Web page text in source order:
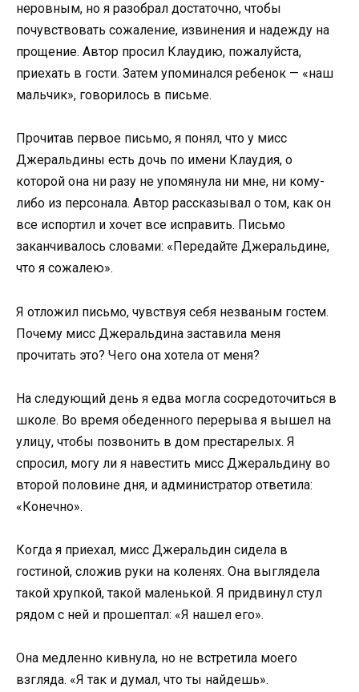
неровным, но я разобрал достаточно, чтобы
почувствовать сожаление, извинения и надежду на
прощение. Автор просил Клаудию, пожалуйста,
приехать в гости. Затем упоминался ребенок — «наш
мальчик», говорилось в письме.
Прочитав первое письмо, я понял, что у мисс
Джеральдины есть дочь по имени Клаудия, о
которой она ни разу не упомянула ни мне, ни кому-
либо из персонала. Автор рассказывал о том, как он
все испортил и хочет все исправить. Письмо
заканчивалось словами: «Передайте Джеральдине,
что я сожалею».
Я отложил письмо, чувствуя себя незваным гостем.
Почему мисс Джеральдина заставила меня
прочитать это? Чего она хотела от меня?
На следующий день я едва могла сосредоточиться в
школе. Во время обеденного перерыва я вышел на
улицу, чтобы позвонить в дом престарелых. Я
спросил, могу ли я навестить мисс Джеральдину во
второй половине дня, и администратор ответила:
«Конечно».
Когда я приехал, мисс Джеральдин сидела в
гостиной, сложив руки на коленях. Она выглядела
такой хрупкой, такой маленькой. Я придвинул стул
рядом с ней и прошептал: «Я нашел его».
Она медленно кивнула, но не встретила моего
взгляда. «Я так и думал, что ты найдешь».